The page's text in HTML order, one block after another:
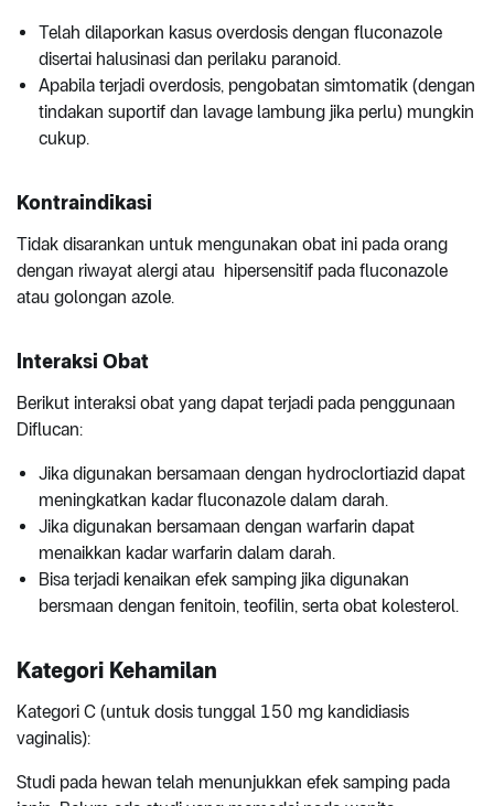
Telah dilaporkan kasus overdosis dengan fluconazole
disertai halusinasi dan perilaku paranoid.
Apabila terjadi overdosis, pengobatan simtomatik (dengan
tindakan suportif dan lavage lambung jika perlu) mungkin
cukup.
Kontraindikasi
Tidak disarankan untuk mengunakan obat ini pada orang
dengan riwayat alergi atau hipersensitif pada fluconazole
atau golongan azole.
Interaksi Obat
Berikut interaksi obat yang dapat terjadi pada penggunaan
Diflucan:
Jika digunakan bersamaan dengan hydroclortiazid dapat
meningkatkan kadar fluconazole dalam darah.
Jika digunakan bersamaan dengan warfarin dapat
menaikkan kadar warfarin dalam darah.
Bisa terjadi kenaikan efek samping jika digunakan
bersmaan dengan fenitoin, teofilin, serta obat kolesterol.
Kategori Kehamilan
Kategori C (untuk dosis tunggal 150 mg kandidiasis
vaginalis):
Studi pada hewan telah menunjukkan efek samping pada